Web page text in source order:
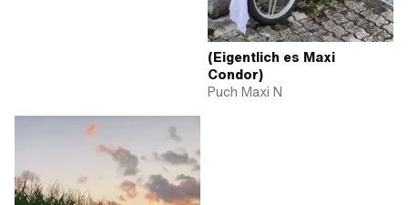
(Eigentlich es Maxi
Condor)
Puch Maxi N